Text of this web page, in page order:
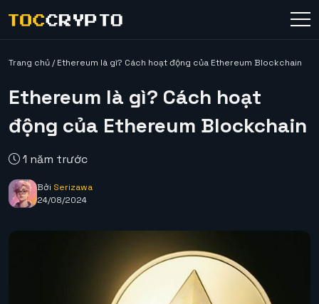
Trang chủ/Ethereum là gì? Cách hoạt động của Ethereum Blockchain
Ethereum là gì? Cách hoạt
động của Ethereum Blockchain
1 năm trước
Bởi Serizawa
24/08/2024